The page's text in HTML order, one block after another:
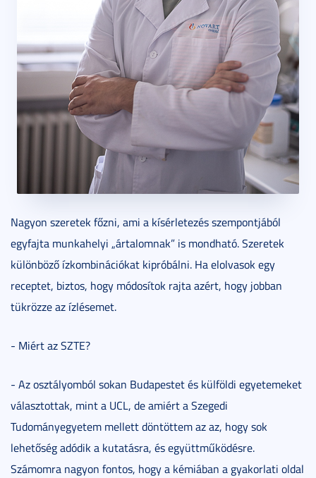
Nagyon szeretek főzni, ami a kísérletezés szempontjából
egyfajta munkahelyi „ártalomnak” is mondható. Szeretek
különböző ízkombinációkat kipróbálni. Ha elolvasok egy
receptet, biztos, hogy módosítok rajta azért, hogy jobban
tükrözze az ízlésemet.
- Miért az SZTE?
- Az osztályomból sokan Budapestet és külföldi egyetemeket
választottak, mint a UCL, de amiért a Szegedi
Tudományegyetem mellett döntöttem az az, hogy sok
lehetőség adódik a kutatásra, és együttműködésre.
Számomra nagyon fontos, hogy a kémiában a gyakorlati oldal